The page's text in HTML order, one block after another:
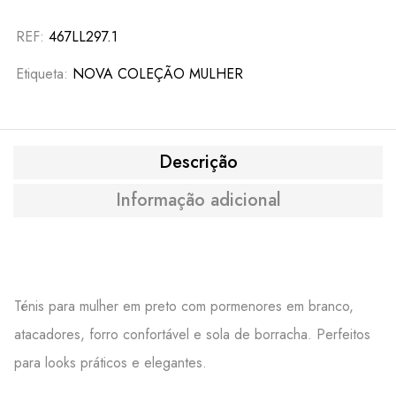
REF: 467LL297.1
Etiqueta: NOVA COLEÇÃO MULHER
Descrição
Informação adicional
Ténis para mulher em preto com pormenores em branco,
atacadores, forro confortável e sola de borracha. Perfeitos
para looks práticos e elegantes.